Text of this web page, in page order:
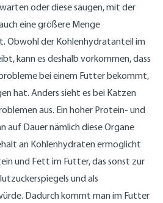
oder diese säugen, mit der
eine größere Menge
Obwohl der Kohlenhydratanteil im
kann es deshalb vorkommen, dass
bei einem Futter bekommt,
hat. Anders sieht es bei Katzen
aus. Ein hoher Protein- und
auf Dauer nämlich diese Organe
an Kohlenhydraten ermöglicht
und Fett im Futter, das sonst zur
und als
Dadurch kommt man im Futter